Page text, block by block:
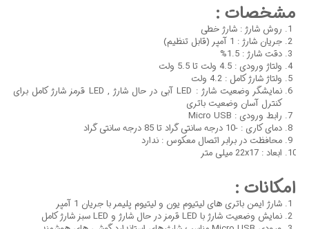
مشخصات :
روش شارژ : شارژ خطی
جریان شارژ : 1 آمپر (قابل تنظیم)
دقت شارژ : 1.5%
ولتاژ ورودی : 4.5 ولت تا 5.5 ولت
ولتاژ شارژ کامل : 4.2 ولت
نمایشگر وضعیت شارژ : LED آبی در حال شارژ , LED قرمز شارژ کامل برای
کنترل آسان وضعیت باتری
رابط ورودی : Micro USB
دمای کاری : -10 درجه سانتی گراد تا 85 درجه سانتی گراد
محافظت در برابر اتصال معکوس : ندارد
ابعاد : 22x17 میلی متر
امکانات :
شارژ ایمن باتری های لیتیوم یون و لیتیوم پلیمر با جریان 1 آمپر
نمایش وضعیت شارژ با LED قرمز در حال شارژ و LED سبز شارژ کامل